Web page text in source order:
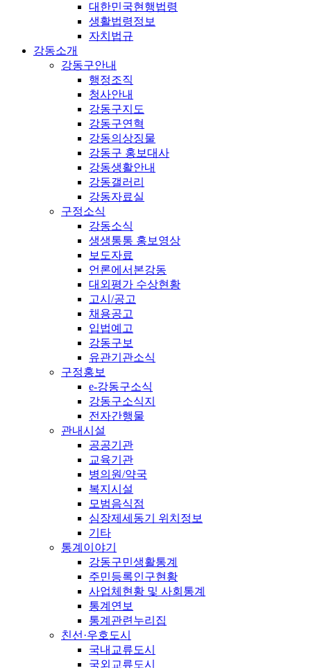
대한민국현행법령
생활법령정보
자치법규
강동소개
강동구안내
행정조직
청사안내
강동구지도
강동구연혁
강동의상징물
강동구 홍보대사
강동생활안내
강동갤러리
강동자료실
구정소식
강동소식
생생통통 홍보영상
보도자료
언론에서본강동
대외평가 수상현황
고시/공고
채용공고
입법예고
강동구보
유관기관소식
구정홍보
e-강동구소식
강동구소식지
전자간행물
관내시설
공공기관
교육기관
병의원/약국
복지시설
모범음식점
심장제세동기 위치정보
기타
통계이야기
강동구민생활통계
주민등록인구현황
사업체현황 및 사회통계
통계연보
통계관련누리집
친선·우호도시
국내교류도시
국외교류도시